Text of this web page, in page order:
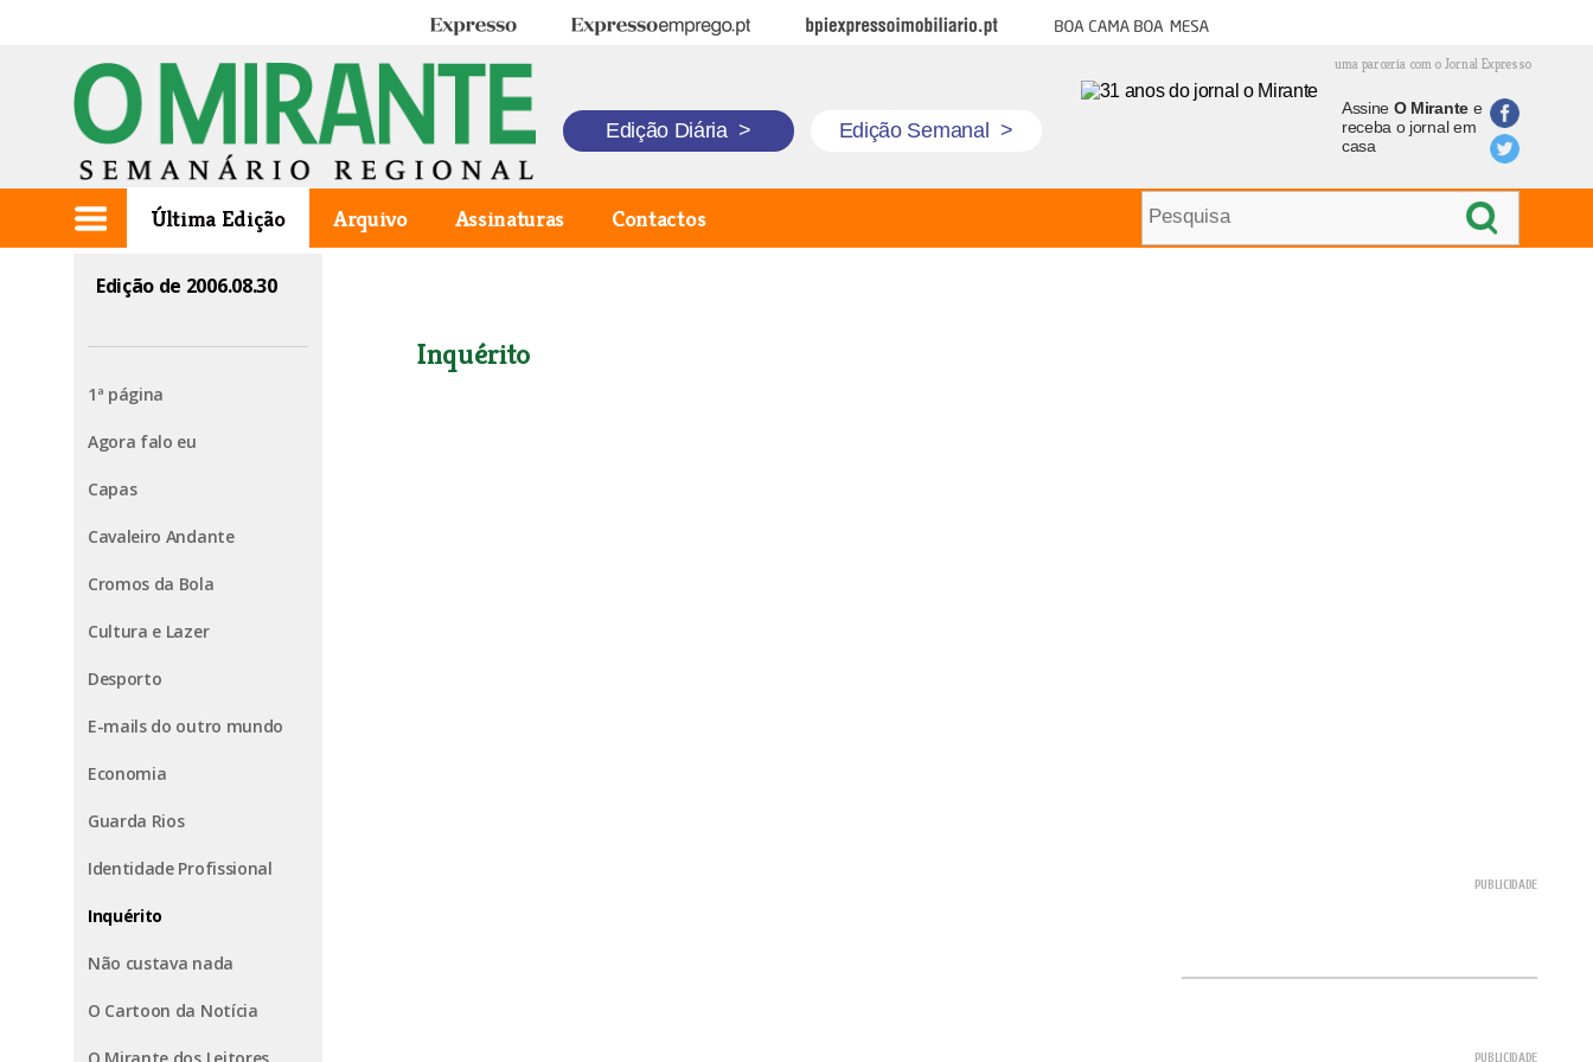
Expresso Expresso Emprego BPI Expresso Imobiliário Boa cama boa mesa
uma parceria com o Jornal Expresso
Edição Diária > Edição Semanal >
Assine O Mirantee
receba o jornal em
casa
Última Edição Arquivo Assinaturas Contactos
Edição de 2006.08.30
1ª página
Agora falo eu
Capas
Cavaleiro Andante
Cromos da Bola
Cultura e Lazer
Desporto
E-mails do outro mundo
Economia
Guarda Rios
Identidade Profissional
Inquérito
Não custava nada
O Cartoon da Notícia
Inquérito